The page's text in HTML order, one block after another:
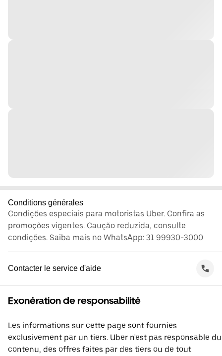
Conditions générales
Condições especiais para motoristas Uber. Confira as
promoções vigentes. Caução reduzida, consulte
condições. Saiba mais no WhatsApp: 31 99930-3000
Contacter le service d'aide
Exonération de responsabilité
Les informations sur cette page sont fournies
exclusivement par un tiers. Uber n'est pas responsable du
contenu, des offres faites par des tiers ou de tout